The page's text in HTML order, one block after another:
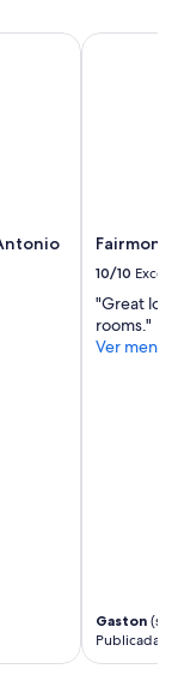
Riverwalk
10/10
"Great
rooms."
Ver
Gaston
Publicada
Fairmont